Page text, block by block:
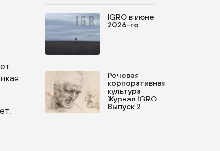
IGRO в июне
2026-го
Речевая
корпоративная
культура
Журнал IGRO.
Выпуск 2